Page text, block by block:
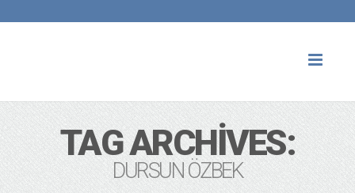
TAG ARCHIVES:
DURSUN ÖZBEK